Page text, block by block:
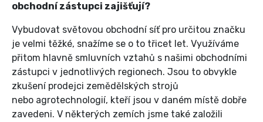
obchodní zástupci zajišťují?
Vybudovat světovou obchodní síť pro určitou značku
je velmi těžké, snažíme se o to třicet let. Využíváme
přitom hlavně smluvních vztahů s našimi obchodními
zástupci v jednotlivých regionech. Jsou to obvykle
zkušení prodejci zemědělských strojů
nebo agrotechnologií, kteří jsou v daném místě dobře
zavedeni. V některých zemích jsme také založili